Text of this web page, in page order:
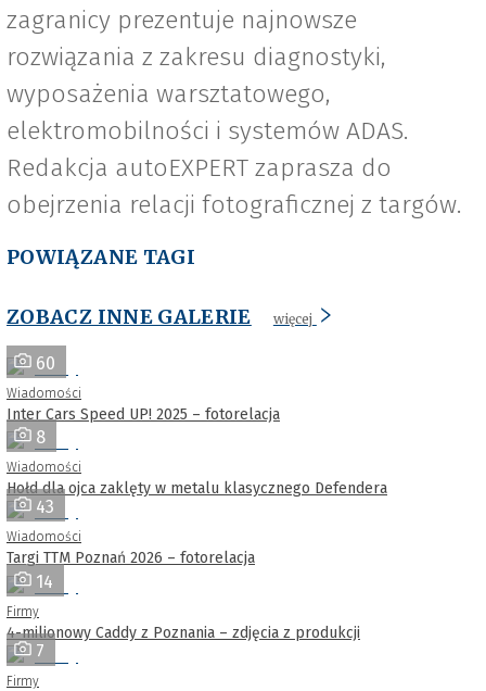
zagranicy prezentuje najnowsze
rozwiązania z zakresu diagnostyki,
wyposażenia warsztatowego,
elektromobilności i systemów ADAS.
Redakcja autoEXPERT zaprasza do
obejrzenia relacji fotograficznej z targów.
POWIĄZANE TAGI
ZOBACZ INNE GALERIE więcej
60
Wiadomości
Inter Cars Speed UP! 2025 – fotorelacja
8
Wiadomości
Hołd dla ojca zaklęty w metalu klasycznego Defendera
43
Wiadomości
Targi TTM Poznań 2026 – fotorelacja
14
Firmy
4-milionowy Caddy z Poznania – zdjęcia z produkcji
7
Firmy